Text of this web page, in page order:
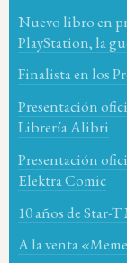
Nuevo libro en
PlayStation, la
Finalista en los
Presentación
Librería Alibri
Presentación
Elektra Comic
10 años de Star-
A la venta